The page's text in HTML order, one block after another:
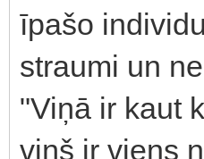
īpašo
straumi un
"Viņā ir kaut
viņš ir viens